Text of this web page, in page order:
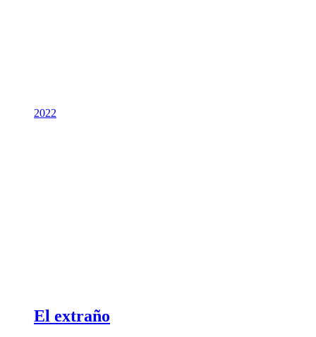
2022
El extraño